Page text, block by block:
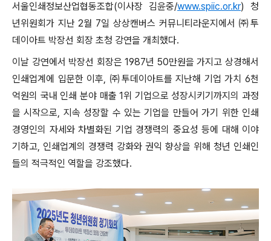
서울인쇄정보산업협동조합(이사장 김윤중/www.spiic.or.kr) 청
년위원회가 지난 2월 7일 상상캔버스 커뮤니티라운지에서 ㈜투
데이아트 박장선 회장 초청 강연을 개최했다.
이날 강연에서 박장선 회장은 1987년 50만원을 가지고 상경해서
인쇄업계에 입문한 이후, ㈜투데이아트를 지난해 기업 가치 6천
억원의 국내 인쇄 분야 매출 1위 기업으로 성장시키기까지의 과정
을 시작으로, 지속 성장할 수 있는 기업을 만들어 가기 위한 인쇄
경영인의 자세와 차별화된 기업 경쟁력의 중요성 등에 대해 이야
기하고, 인쇄업계의 경쟁력 강화와 권익 향상을 위해 청년 인쇄인
들의 적극적인 역할을 강조했다.